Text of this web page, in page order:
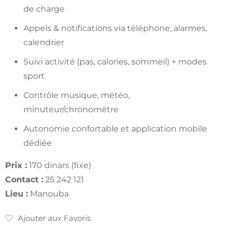
de charge
Appels & notifications via téléphone, alarmes,
calendrier
Suivi activité (pas, calories, sommeil) + modes
sport
Contrôle musique, météo,
minuteur/chronomètre
Autonomie confortable et application mobile
dédiée
Prix : 170 dinars (fixe)
Contact : 25 242 121
Lieu : Manouba
Ajouter aux Favoris